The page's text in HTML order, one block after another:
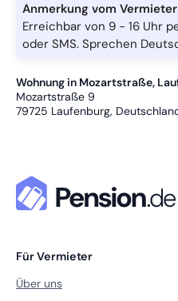
Anmerkung vom Vermieter
Erreichbar von 9 - 16 Uhr
oder SMS. Sprechen
Wohnung in Mozartstraße,
Mozartstraße 9
79725 Laufenburg,
Für Vermieter
Über uns